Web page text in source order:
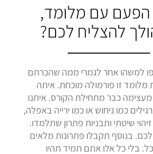
עם מלומד,
להצליח לכם?
למשהו אחר לגמרי ממה שהכרתם
זו פורמולה מוכחת. איתה
כבר מתחילת הקורס. איתנו
כמו ניחוש או כמו ירייה באפלה,
שיטתי ותבניות פתרון שתלמדו.
בנוסף תקבלו פתרונות מלאים
בלי כל אלו אתם תמיד תהיו